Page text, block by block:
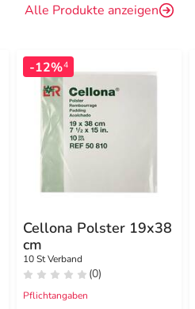
Alle Produkte anzeigen
-12%4
Cellona Polster 19x38
cm
10 St Verband
(0)
Pflichtangaben